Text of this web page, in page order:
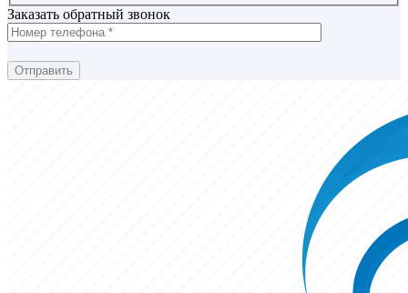
Заказать обратный звонок